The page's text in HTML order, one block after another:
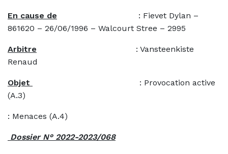
En cause de : Fievet Dylan –
861620 – 26/06/1996 – Walcourt Stree – 2995
Arbitre : Vansteenkiste
Renaud
Objet
: Provocation active
(A.3)
: Menaces (A.4)
Dossier N° 2022-2023/068